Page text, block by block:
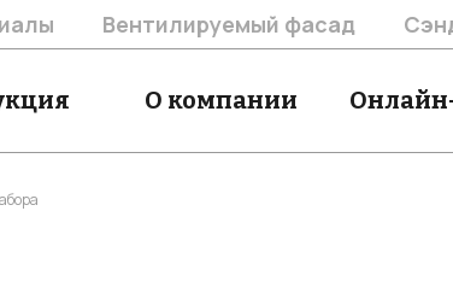
Вентилируемый фасад
О компании